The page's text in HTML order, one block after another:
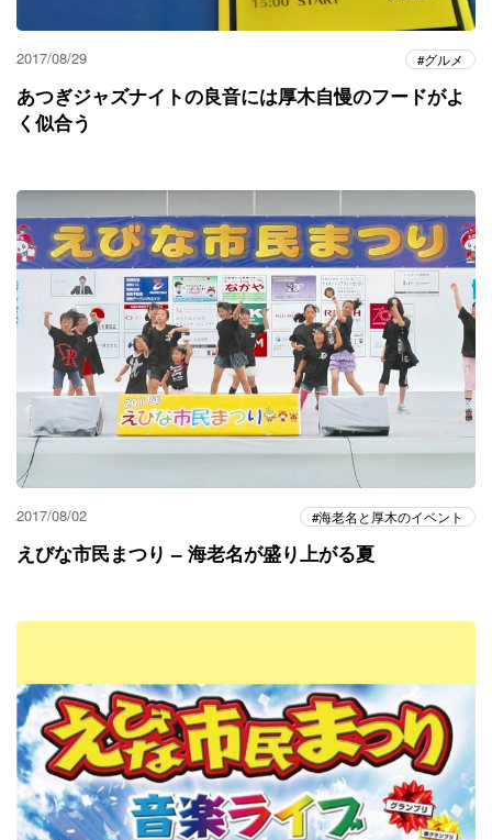
2017/08/29 グルメ
あつぎジャズナイトの良音には厚木自慢のフードがよ
く似合う
2017/08/02 海老名と厚木のイベント
えびな市民まつり – 海老名が盛り上がる夏